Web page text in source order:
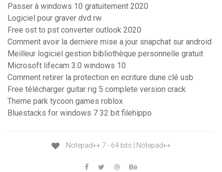
Passer à windows 10 gratuitement 2020
Logiciel pour graver dvd rw
Free ost to pst converter outlook 2020
Comment avoir la derniere mise a jour snapchat sur android
Meilleur logiciel gestion bibliothèque personnelle gratuit
Microsoft lifecam 3.0 windows 10
Comment retirer la protection en ecriture dune clé usb
Free télécharger guitar rig 5 complete version crack
Theme park tycoon games roblox
Bluestacks for windows 7 32 bit filehippo
Notepad++ 7 - 64 bits | Notepad++